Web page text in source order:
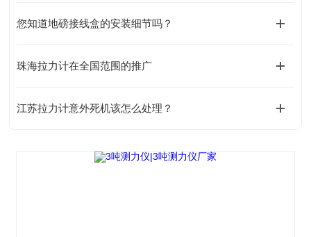
您知道地磅接线盒的安装细节吗？
珠海拉力计在全国范围的推广
江苏拉力计意外死机该怎么处理？